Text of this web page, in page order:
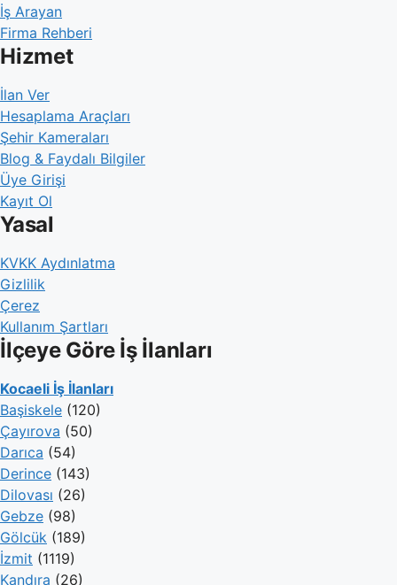
İş Arayan
Firma Rehberi
Hizmet
İlan Ver
Hesaplama Araçları
Şehir Kameraları
Blog & Faydalı Bilgiler
Üye Girişi
Kayıt Ol
Yasal
KVKK Aydınlatma
Gizlilik
Çerez
Kullanım Şartları
İlçeye Göre İş İlanları
Kocaeli İş İlanları
Başiskele (120)
Çayırova (50)
Darıca (54)
Derince (143)
Dilovası (26)
Gebze (98)
Gölcük (189)
İzmit (1119)
Kandıra (26)